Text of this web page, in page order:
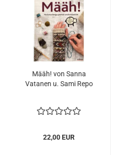
Määh! von Sanna
Vatanen u. Sami Repo
22,00 EUR